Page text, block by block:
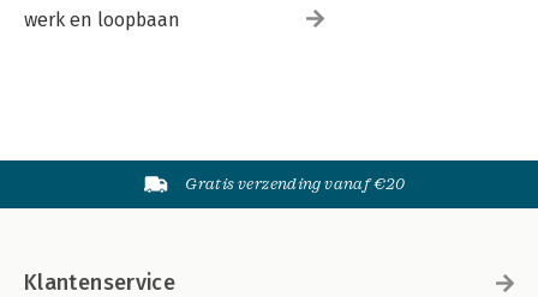
werk en loopbaan
Gratis verzending vanaf €20
Klantenservice